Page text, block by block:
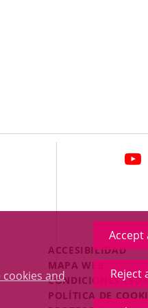
cookies and
Accept
Reject
Menú
Legal
Footer
ACCESIBILIDAD
MAPA WEB
CONDICIONES
POLÍTICA DE